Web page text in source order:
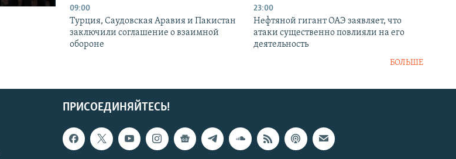
09:00
Турция, Саудовская Аравия и Пакистан
заключили соглашение о взаимной
обороне
23:00
Нефтяной гигант ОАЭ заявляет, что
атаки существенно повлияли на его
деятельность
БОЛЬШЕ
ПРИСОЕДИНЯЙТЕСЬ!